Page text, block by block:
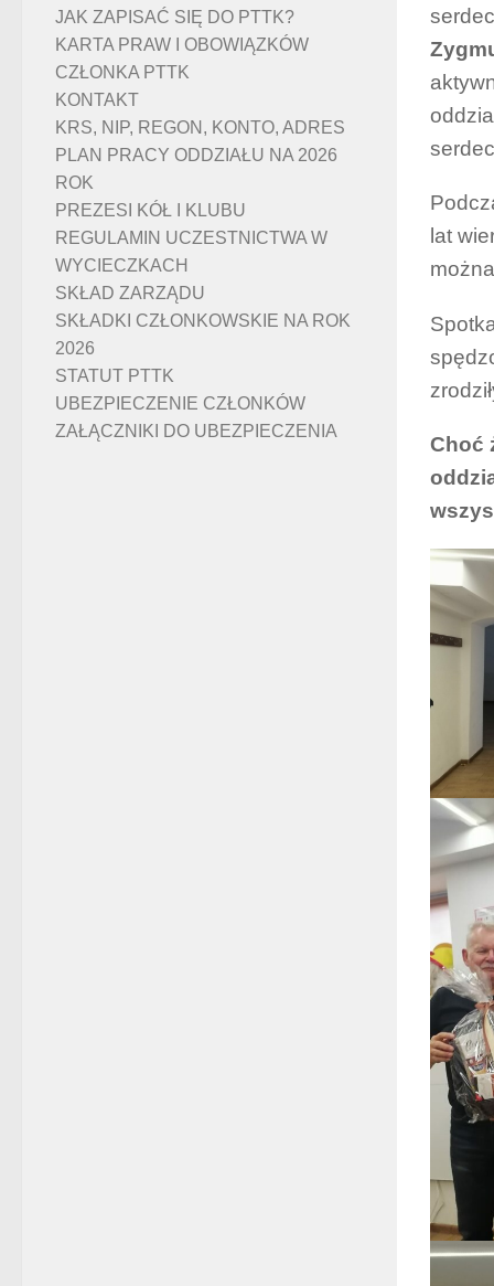
lat
Choć
JAK ZAPISAĆ SIĘ DO PTTK?
KARTA PRAW I OBOWIĄZKÓW
CZŁONKA PTTK
KONTAKT
KRS, NIP, REGON, KONTO, ADRES
PLAN PRACY ODDZIAŁU NA 2026
ROK
PREZESI KÓŁ I KLUBU
REGULAMIN UCZESTNICTWA W
WYCIECZKACH
SKŁAD ZARZĄDU
SKŁADKI CZŁONKOWSKIE NA ROK
2026
STATUT PTTK
UBEZPIECZENIE CZŁONKÓW
ZAŁĄCZNIKI DO UBEZPIECZENIA